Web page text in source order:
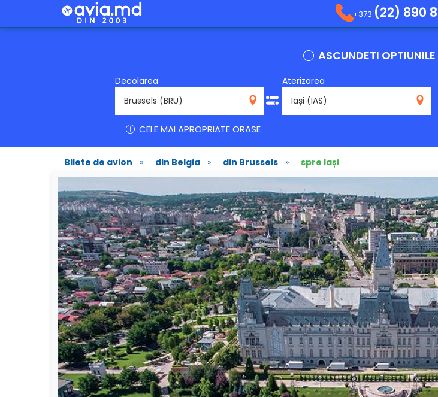
+373 (22) 890
ASCUNDETI
Decolarea
Aterizarea
CELE MAI APROPRIATE ORASE
Bilete de avion » din Belgia » din Brussels » spre Iași